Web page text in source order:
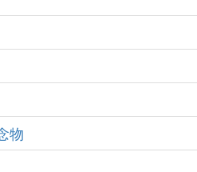
物